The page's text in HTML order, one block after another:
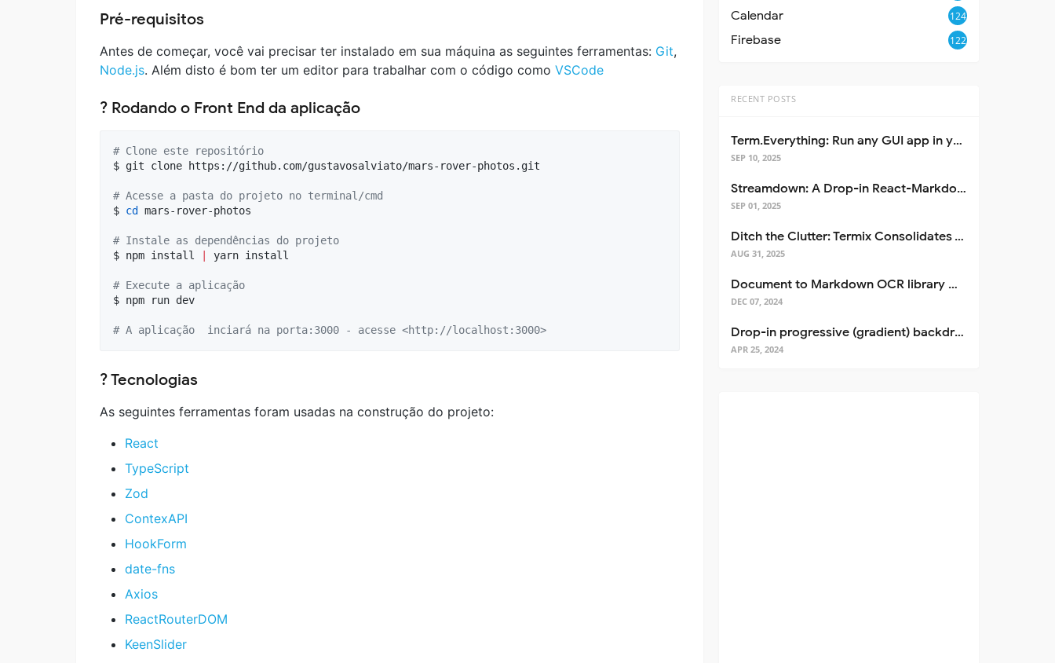
Pré-requisitos
Antes de começar, você vai precisar ter instalado em sua máquina as seguintes ferramentas: Git,
Node.js. Além disto é bom ter um editor para trabalhar com o código como VSCode
? Rodando o Front End da aplicação
# Clone este repositório
$ git clone https://github.com/gustavosalviato/mars-rover-photos.git
# Acesse a pasta do projeto no terminal/cmd
$ cd mars-rover-photos
# Instale as dependências do projeto
$ npm install
| yarn install
# Execute a aplicação
$ npm run dev
# A aplicação  inciará na porta:3000 - acesse <http://localhost:3000>
? Tecnologias
As seguintes ferramentas foram usadas na construção do projeto:
React
TypeScript
Zod
ContexAPI
HookForm
date-fns
Axios
ReactRouterDOM
KeenSlider
Calendar 124
Firebase 122
RECENT POSTS
Term.Everything: Run any GUI app in your terminal—even over SSH
SEP 10, 2025
Streamdown: A Drop-in React-Markdown Replacement
SEP 01, 2025
Ditch the Clutter: Termix Consolidates Your Entire Server Workflow into One Self-Hosted Platform
AUG 31, 2025
Document to Markdown OCR library with Llama
DEC 07, 2024
Drop-in progressive (gradient) backdrop blur for React
APR 25, 2024